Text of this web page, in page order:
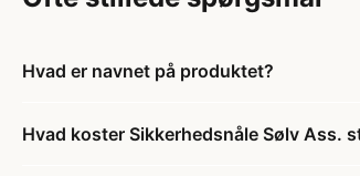
Hvad er navnet på produktet?
Hvad koster Sikkerhedsnåle Sølv Ass.